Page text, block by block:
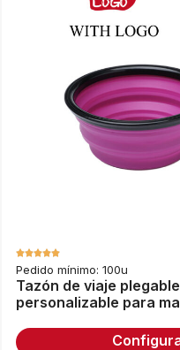
Pedido mínimo: 100u
Tazón de viaje plegable
personalizable para